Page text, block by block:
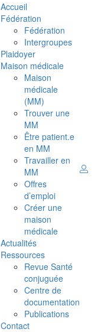
Accueil
Fédération
Fédération
Intergroupes
Plaidoyer
Maison médicale
Maison
médicale
(MM)
Trouver une
MM
Être patient.e
en MM
Travailler en
MM
Offres
d’emploi
Créer une
maison
médicale
Actualités
Ressources
Revue Santé
conjuguée
Centre de
documentation
Publications
Contact